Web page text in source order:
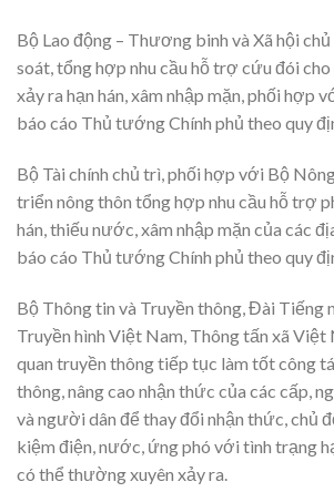
Bộ Lao động – Thương binh và Xã hội
soát, tổng hợp nhu cầu hỗ trợ cứu đói cho
xảy ra hạn hán, xâm nhập mặn, phối hợp
báo cáo Thủ tướng Chính phủ theo quy
Bộ Tài chính chủ trì, phối hợp với Bộ
triển nông thôn tổng hợp nhu cầu hỗ trợ
hán, thiếu nước, xâm nhập mặn của các
báo cáo Thủ tướng Chính phủ theo quy
Bộ Thông tin và Truyền thông, Đài Tiếng
Truyền hình Việt Nam, Thông tấn xã Việt
quan truyền thông tiếp tục làm tốt công
thông, nâng cao nhận thức của các cấp,
và người dân để thay đổi nhận thức, chủ
kiệm điện, nước, ứng phó với tình trạng
có thể thường xuyên xảy ra.